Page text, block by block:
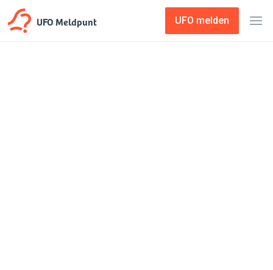
UFO Meldpunt UFO melden